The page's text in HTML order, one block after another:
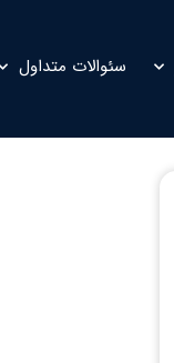
سئوالات متداول